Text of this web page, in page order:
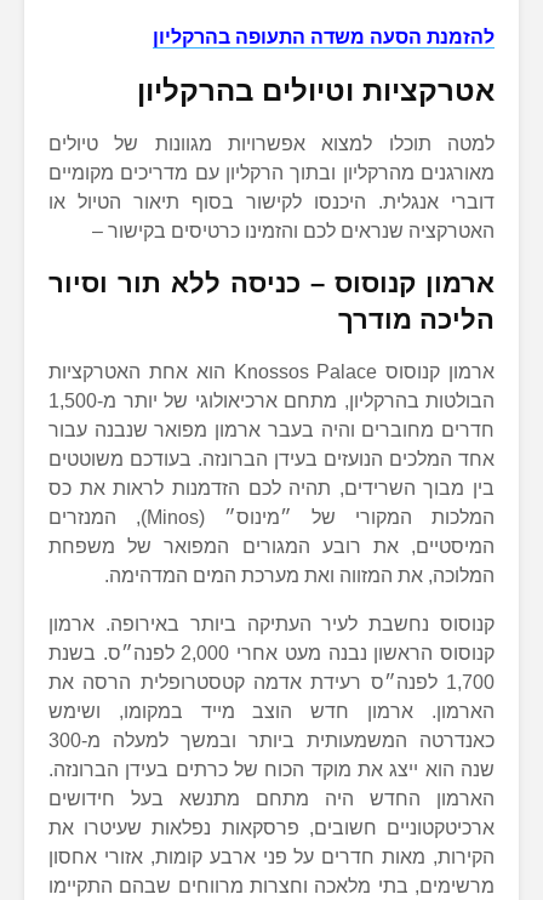
להזמנת הסעה משדה התעופה בהרקליון
אטרקציות וטיולים בהרקליון
למטה תוכלו למצוא אפשרויות מגוונות של טיולים
מאורגנים מהרקליון ובתוך הרקליון עם מדריכים מקומיים
דוברי אנגלית. היכנסו לקישור בסוף תיאור הטיול או
האטרקציה שנראים לכם והזמינו כרטיסים בקישור –
ארמון קנוסוס – כניסה ללא תור וסיור
הליכה מודרך
ארמון קנוסוס Knossos Palace הוא אחת האטרקציות
הבולטות בהרקליון, מתחם ארכיאולוגי של יותר מ-1,500
חדרים מחוברים והיה בעבר ארמון מפואר שנבנה עבור
אחד המלכים הנועזים בעידן הברונזה. בעודכם משוטטים
בין מבוך השרידים, תהיה לכם הזדמנות לראות את כס
המלכות המקורי של ״מינוס״ (Minos), המנזרים
המיסטיים, את רובע המגורים המפואר של משפחת
המלוכה, את המזווה ואת מערכת המים המדהימה.
קנוסוס נחשבת לעיר העתיקה ביותר באירופה. ארמון
קנוסוס הראשון נבנה מעט אחרי 2,000 לפנה״ס. בשנת
1,700 לפנה״ס רעידת אדמה קטסטרופלית הרסה את
הארמון. ארמון חדש הוצב מייד במקומו, ושימש
כאנדרטה המשמעותית ביותר ובמשך למעלה מ-300
שנה הוא ייצג את מוקד הכוח של כרתים בעידן הברונזה.
הארמון החדש היה מתחם מתנשא בעל חידושים
ארכיטקטוניים חשובים, פרסקאות נפלאות שעיטרו את
הקירות, מאות חדרים על פני ארבע קומות, אזורי אחסון
מרשימים, בתי מלאכה וחצרות מרווחים שבהם התקיימו